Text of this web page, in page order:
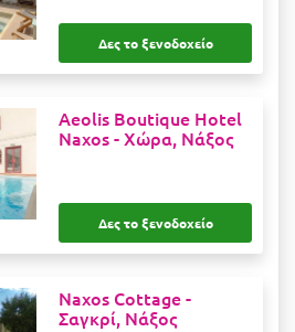
Δες το ξενοδοχείο
Aeolis Boutique Hotel
Naxos -Χώρα, Νάξος
Δες το ξενοδοχείο
Naxos Cottage -
Σαγκρί, Νάξος